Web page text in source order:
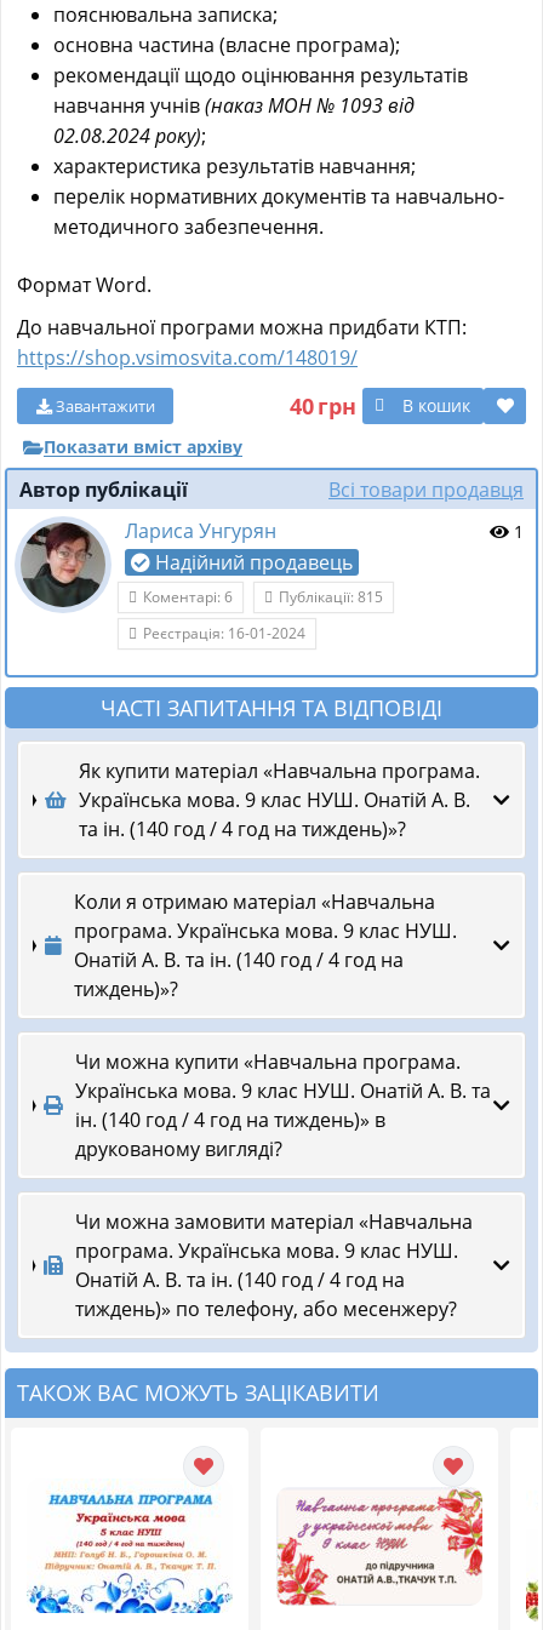
пояснювальна записка;
основна частина (власне програма);
рекомендації щодо оцінювання результатів
навчання учнів(наказ МОН № 1093 від
02.08.2024 року);
характеристика результатів навчання;
перелік нормативних документів та навчально-
методичного забезпечення.
Формат Word.
До навчальної програми можна придбати КТП:
https://shop.vsimosvita.com/148019/
40грн В кошик
Завантажити
Показати вміст архіву
Автор публікації
Всі товари продавця
Лариса Унгурян
Надійний продавець
1
Коментарі: 6
Публікації: 815
Реєстрація: 16-01-2024
ЧАСТІ ЗАПИТАННЯ ТА ВІДПОВІДІ
Як купити матеріал «Навчальна програма.
Українська мова. 9 клас НУШ. Онатій А. В.
та ін. (140 год / 4 год на тиждень)»?
Коли я отримаю матеріал «Навчальна
програма. Українська мова. 9 клас НУШ.
Онатій А. В. та ін. (140 год / 4 год на
тиждень)»?
Чи можна купити «Навчальна програма.
Українська мова. 9 клас НУШ. Онатій А. В. та
ін. (140 год / 4 год на тиждень)» в
друкованому вигляді?
Чи можна замовити матеріал «Навчальна
програма. Українська мова. 9 клас НУШ.
Онатій А. В. та ін. (140 год / 4 год на
тиждень)» по телефону, або месенжеру?
ТАКОЖ ВАС МОЖУТЬ ЗАЦІКАВИТИ